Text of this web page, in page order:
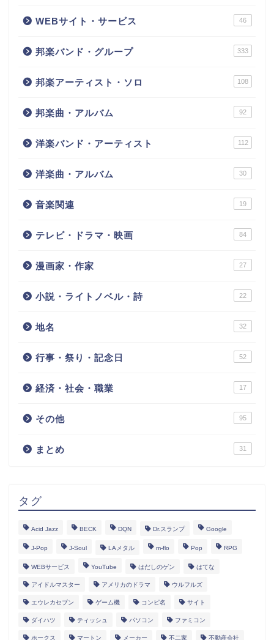
WEBサイト・サービス 46
邦楽バンド・グループ 333
邦楽アーティスト・ソロ 108
邦楽曲・アルバム 92
洋楽バンド・アーティスト 112
洋楽曲・アルバム 30
音楽関連 19
テレビ・ドラマ・映画 84
漫画家・作家 27
小説・ライトノベル・詩 22
地名 32
行事・祭り・記念日 52
経済・社会・職業 17
その他 95
まとめ 31
タグ
Acid Jazz BECK DQN Dr.スランプ Google
J-Pop J-Soul LAメタル m-flo Pop RPG
WEBサービス YouTube はだしのゲン はてな
アイドルマスター アメリカのドラマ ウルフルズ
エウレカセブン ゲーム機 コンピ名 サイト
ダイハツ ティッシュ パソコン ファミコン
ホークス マートン メーカー 不二家 不動産会社